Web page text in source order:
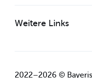
Weitere Links
2022–2026 ©